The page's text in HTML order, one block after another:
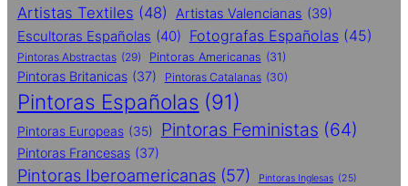
Artistas Textiles (48) Artistas Valencianas (39)
Escultoras Españolas (40) Fotografas Españolas (45)
Pintoras Abstractas (29) Pintoras Americanas (31)
Pintoras Britanicas (37) Pintoras Catalanas (30)
Pintoras Españolas (91)
Pintoras Europeas (35) Pintoras Feministas (64)
Pintoras Francesas (37)
Pintoras Iberoamericanas (57) Pintoras Inglesas (25)